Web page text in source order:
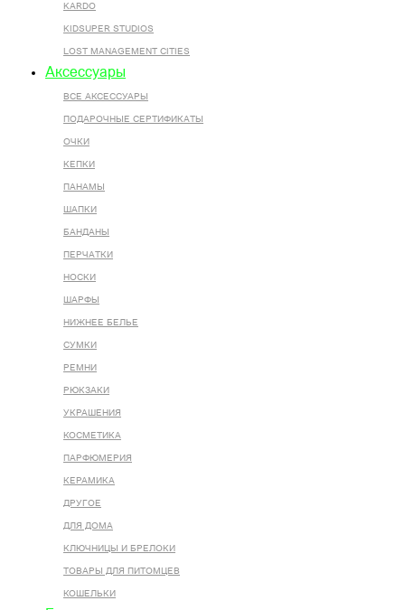
KARDO
KIDSUPER STUDIOS
LOST MANAGEMENT CITIES
Аксессуары
ВСЕ AКСЕССУАРЫ
ПОДАРОЧНЫЕ СЕРТИФИКАТЫ
ОЧКИ
КЕПКИ
ПАНАМЫ
ШАПКИ
БАНДАНЫ
ПЕРЧАТКИ
НОСКИ
ШАРФЫ
НИЖНЕЕ БЕЛЬЕ
СУМКИ
РЕМНИ
РЮКЗАКИ
УКРАШЕНИЯ
КОСМЕТИКА
ПАРФЮМЕРИЯ
КЕРАМИКА
ДРУГОЕ
ДЛЯ ДОМА
КЛЮЧНИЦЫ И БРЕЛОКИ
ТОВАРЫ ДЛЯ ПИТОМЦЕВ
КОШЕЛЬКИ